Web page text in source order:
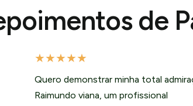
de
★★★★★
Quero demonstrar minha total
Raimundo viana, um profissional